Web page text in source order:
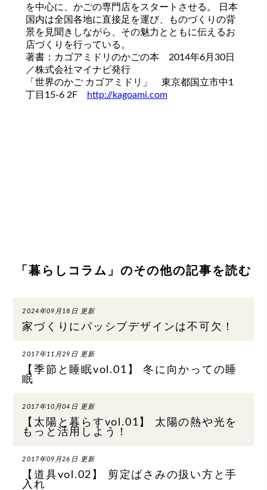
を中心に、かごの専門店をスタートさせる。 日本
国内は全国各地に直接足を運び、ものづくりの背
景を見聞きしながら、その魅力とともに伝えるお
店づくりを行っている。
著書：カゴアミドリのかごの本 2014年6月30日
／株式会社マイナビ発行
「世界のかご カゴアミドリ」 東京都国立市中1
丁目15-6 2F http://kagoami.com
「暮らしコラム」のその他の記事を読む
2024年09月18日 更新
家づくりにパッシブデザインは不可欠！
2017年11月29日 更新
【季節と睡眠vol.01】 冬に向かっての睡
眠
2017年10月04日 更新
【太陽と暮らすvol.01】 太陽の熱や光を
もっと活用しよう！
2017年09月26日 更新
【道具vol.02】 剪定ばさみの扱い方と手
入れ